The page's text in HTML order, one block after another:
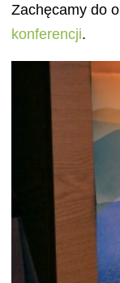
Zachęcamy do
konferencji.